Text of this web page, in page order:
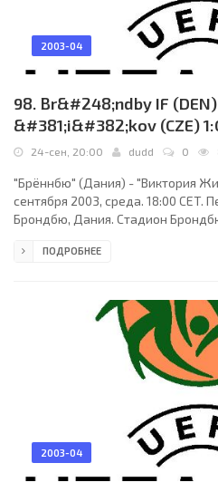
2003-04
98. Br&#248;ndby IF
&#381;i&#382;kov (CZE)
24-сен, 20:00 dudd 0
"Брённбю" (Дания) - "Виктория
сентября 2003, среда. 18:00 CET.
Брондбю, Дания. Стадион
Эйольфур Финссон (Исландия),
Йохансен (Аллан Олесен, 48),
Каленберг, Ким Даугор, Мартин
ПОДРОБНЕЕ
2003-04